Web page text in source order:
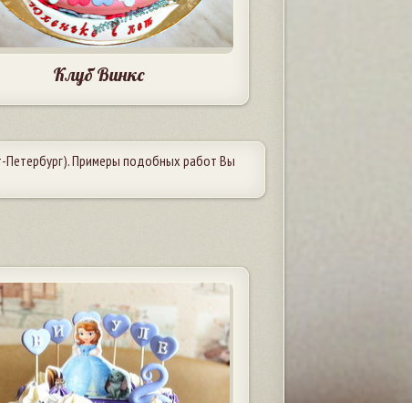
Клуб Винкс
Петербург). Примеры подобных работ Вы